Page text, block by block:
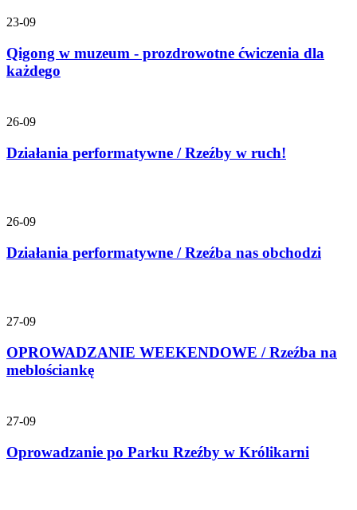
23-09
Qigong w muzeum - prozdrowotne ćwiczenia dla
każdego
26-09
Działania performatywne / Rzeźby w ruch!
26-09
Działania performatywne / Rzeźba nas obchodzi
27-09
OPROWADZANIE WEEKENDOWE / Rzeźba na
meblościankę
27-09
Oprowadzanie po Parku Rzeźby w Królikarni